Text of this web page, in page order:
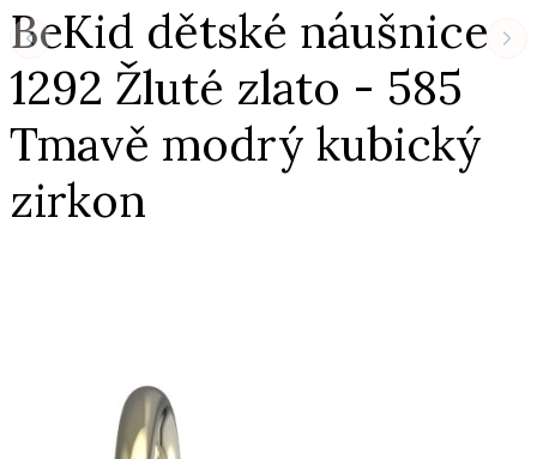
BeKid dětské náušnice
1292 Žluté zlato - 585
Tmavě modrý kubický
zirkon